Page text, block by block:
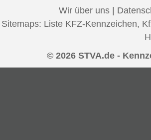
Wir über uns |
Sitemaps: Liste KFZ-Kennzeichen,
© 2026 STVA.de -